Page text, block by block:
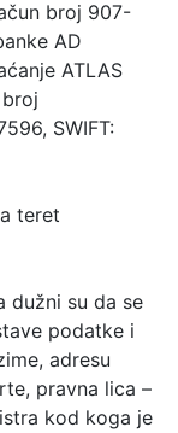
broj 907-
AD
ATLAS
broj
SWIFT:
teret
dužni su da se
podatke i
adresu
pravna lica –
kod koga je